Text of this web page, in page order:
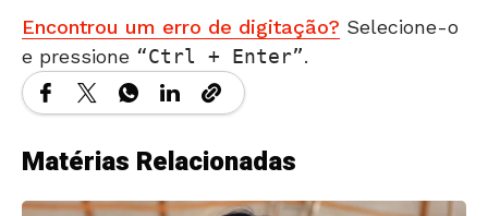
Encontrou um erro de digitação? Selecione-o
e pressione
Ctrl + Enter .
Matérias Relacionadas